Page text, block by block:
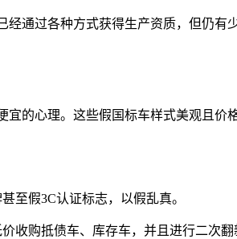
通过各种方式获得生产资质，但仍
的心理。这些假国标车样式美观且
至假3C认证标志，以假乱真。
收购抵债车、库存车，并且进行二次